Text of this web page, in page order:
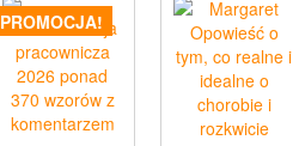
PROMOCJA!